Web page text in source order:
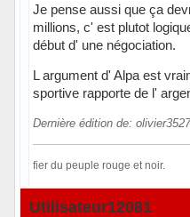
Je pense aussi que ça
millions, c' est plutot
début d' une négociation.
L argument d' Alpa est
sportive rapporte de l'
Dernière édition de:
fier du peuple rouge et noir.
Hors ligne
Utilisateur12081